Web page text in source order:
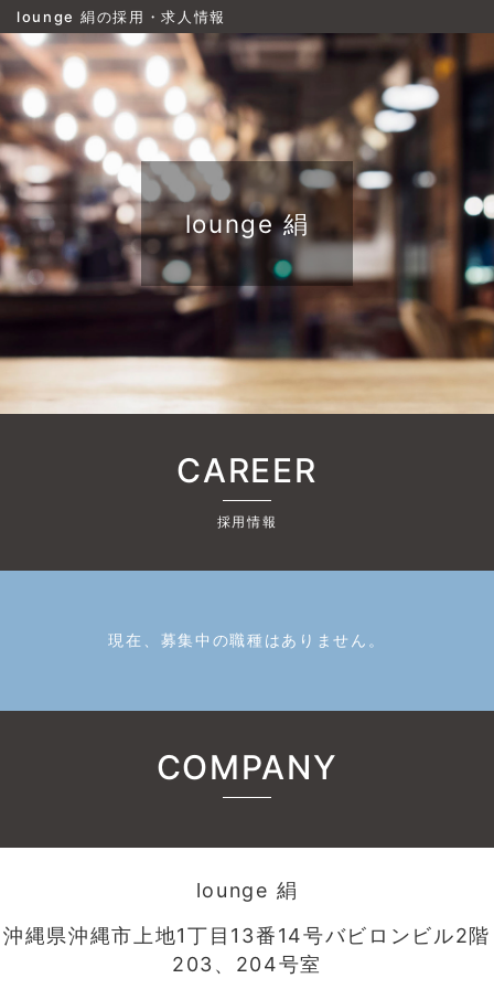
lounge 絹の採用・求人情報
lounge 絹
CAREER
採用情報
現在、募集中の職種はありません。
COMPANY
lounge 絹
沖縄県沖縄市上地1丁目13番14号バビロンビル2階
203、204号室